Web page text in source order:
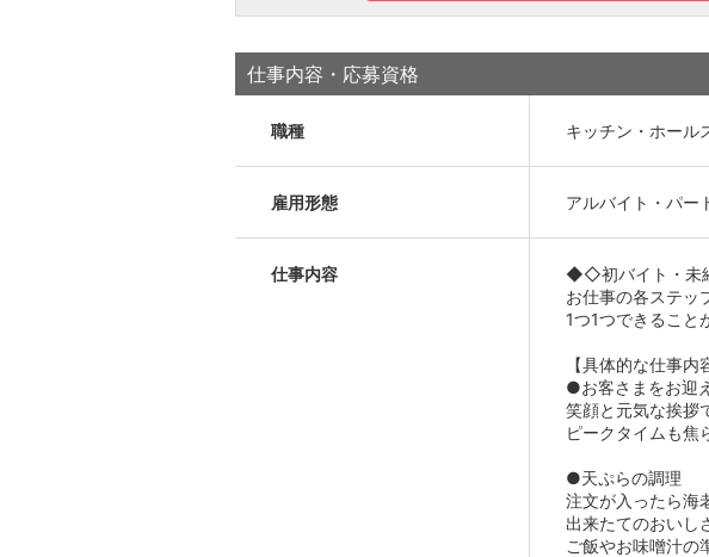
仕事内容・応募資格
職種 キッチン・ホール
雇用形態 アルバイト・パー
仕事内容
◆◇初バイト・未
お仕事の各ステッ
1つ1つできること
【具体的な仕事内
●お客さまをお迎え
笑顔と元気な挨拶
ピークタイムも焦
●天ぷらの調理
注文が入ったら海
出来たてのおいし
ご飯やお味噌汁の